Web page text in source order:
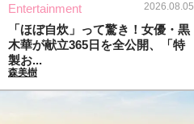
Entertainment 2026.08.05
「ほぼ自炊」って驚き！女優・黒
木華が献立365日を全公開、「特
製お...
森美樹